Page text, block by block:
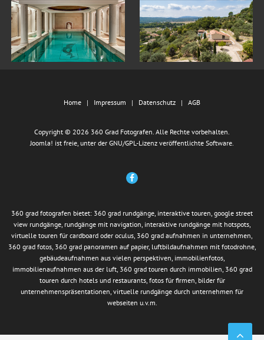
Home Impressum Datenschutz AGB
Copyright © 2026 360 Grad Fotografen. Alle Rechte vorbehalten.
Joomla! ist freie, unter der GNU/GPL-Lizenz veröffentlichte Software.
360 grad fotografen bietet: 360 grad rundgänge, interaktive touren, google street
view rundgänge, rundgänge mit navigation, interaktive rundgänge mit hotspots,
virtuelle touren für cardboard oder oculus, 360 grad aufnahmen in unternehmen,
360 grad fotos, 360 grad panoramen auf papier, luftbildaufnahmen mit fotodrohne,
gebäudeaufnahmen aus vielen perspektiven, immobilienfotos,
immobilienaufnahmen aus der luft, 360 grad touren durch immobilien, 360 grad
touren durch hotels und restaurants, fotos für firmen, bilder für
unternehmenspräsentationen, virtuelle rundgänge durch unternehmen für
webseiten u.v.m.